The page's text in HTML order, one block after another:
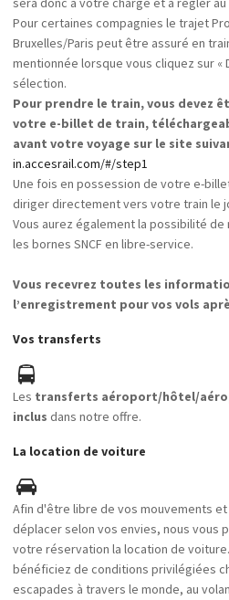
Pour certaines compagnies le trajet
Bruxelles/Paris peut être assuré en
mentionnée lorsque vous cliquez sur «
sélection.
Pour prendre le train, vous devez
votre e-billet de train,
avant votre voyage sur le site
in.accesrail.com/#/step1
Une fois en possession de votre e-
diriger directement vers votre train le
Vous aurez également la possibilité
les bornes SNCF en libre-service.
Vous recevrez toutes les
l’enregistrement pour vos vols
Vos transferts
Les transferts aéroport/hôtel/
inclus dans notre offre.
La location de voiture
Afin d'être libre de vos mouvements
déplacer selon vos envies, nous vous
votre réservation la location de
bénéficiez de conditions privilégiées
escapades à travers le monde, au